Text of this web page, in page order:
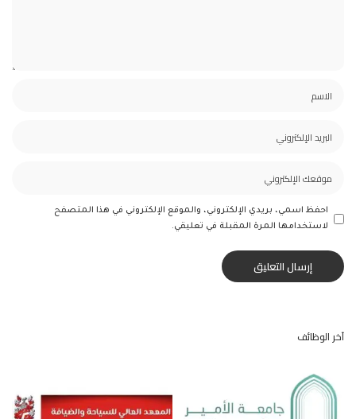
احفظ اسمي، بريدي الإلكتروني، والموقع الإلكتروني في هذا المتصفح
لاستخدامها المرة المقبلة في تعليقي.
آخر الوظائف